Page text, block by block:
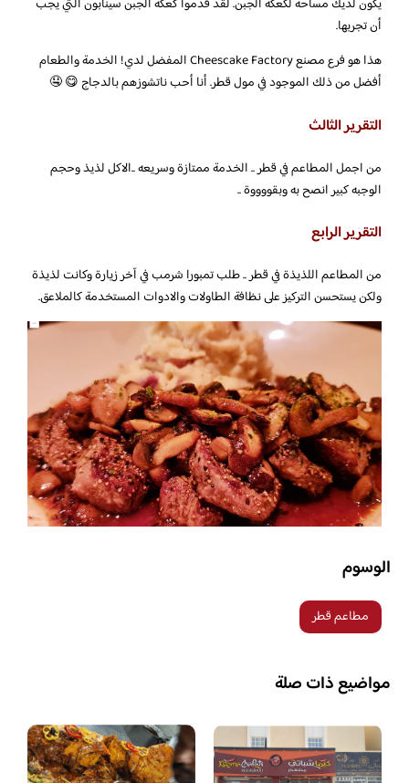
يكون لديك مساحة لكعكة الجبن. لقد قدموا كعكة الجبن سينابون التي يجب
أن تجربها.
هذا هو فرع مصنع Cheescake Factory المفضل لدي! الخدمة والطعام
أفضل من ذلك الموجود في مول قطر. أنا أحب ناتشوزهم بالدجاج 😋 🤤
التقرير الثالث
من اجمل المطاعم في قطر .. الخدمة ممتازة وسريعه ..الاكل لذيذ وحجم
الوجبه كبير انصح به وبقووووة ..
التقرير الرابع
من المطاعم اللذيذة في قطر .. طلب تمبورا شرمب في آخر زيارة وكانت لذيذة
ولكن يستحسن التركيز على نظافة الطاولات والادوات المستخدمة كالملاعق.
الوسوم
مطاعم قطر
مواضيع ذات صلة